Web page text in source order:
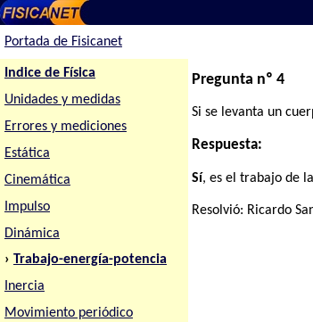
Portada de Fisicanet
Indice de Física
Unidades y medidas
Errores y mediciones
Estática
Cinemática
Impulso
Dinámica
› Trabajo-energía-potencia
Inercia
Movimiento periódico
Pregunta nº 4
Si se levanta un
Respuesta:
Sí, es el trabajo de
Resolvió: Ricardo